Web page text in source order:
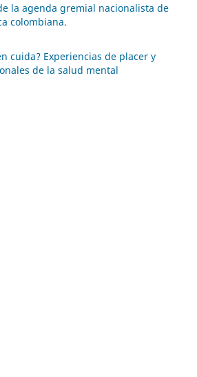
la agenda gremial nacionalista de
colombiana.
cuida? Experiencias de placer y
de la salud mental